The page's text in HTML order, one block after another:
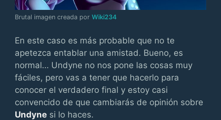
Brutal imagen creada por Wiki234
En este caso es más probable que no te
apetezca entablar una amistad. Bueno, es
normal… Undyne no nos pone las cosas muy
fáciles, pero vas a tener que hacerlo para
conocer el verdadero final y estoy casi
convencido de que cambiarás de opinión sobre
Undyne si lo haces.